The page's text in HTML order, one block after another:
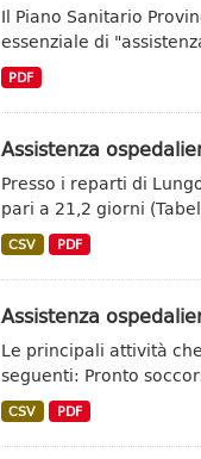
Il Piano Sanitario
essenziale di
PDF
Assistenza
Presso i reparti di
pari a 21,2 giorni
CSV PDF
Assistenza
Le principali attività
seguenti: Pronto
CSV PDF